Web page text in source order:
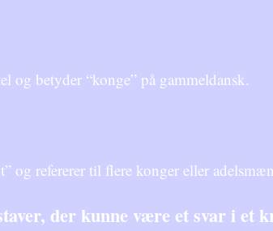
og betyder “konge” på gammeldansk.
og refererer til flere konger eller
der kunne være et svar i et